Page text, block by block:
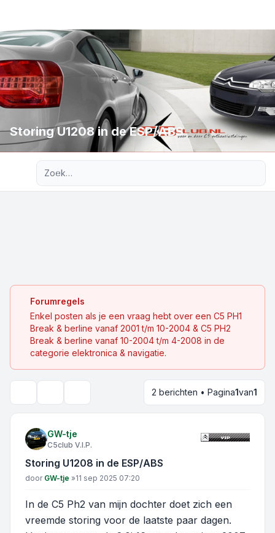
Storing U1208 in de ESP/ABS
Forumregels
Enkel posten als je een vraag hebt over een C5 PH1
Break & berline vanaf 2001 t/m 10-2004 & C5 PH2
Break & berline vanaf 10-2004 t/m 4-2008 in de
categorie elektronica & navigatie.
2 berichten • Pagina1van1
GW-tje
C5club V.I.P.
Storing U1208 in de ESP/ABS
Bericht
door GW-tje »11 sep 2025 07:20
In de C5 Ph2 van mijn dochter doet zich een
vreemde storing voor de laatste paar dagen.